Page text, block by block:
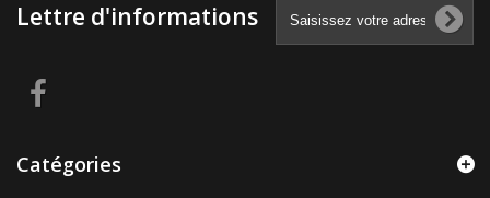
Lettre d'informations
Catégories